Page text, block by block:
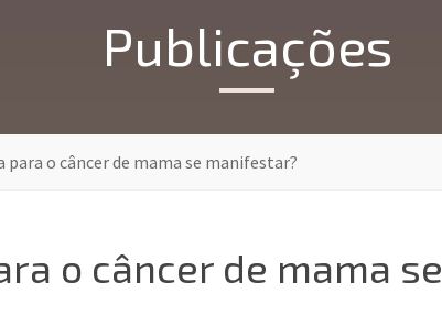
Publicações
o câncer de mama se manifestar?
o câncer de mama se